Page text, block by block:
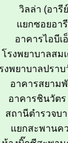
วิลล่า (อารี
แยกซอยอา
อาคารไอบีเ
โรงพยาบาลสม
งพยาบาลปรา
อาคารสยาม
อาคารชินวัตร
สถานีตำรวจบ
แยกสะพานค